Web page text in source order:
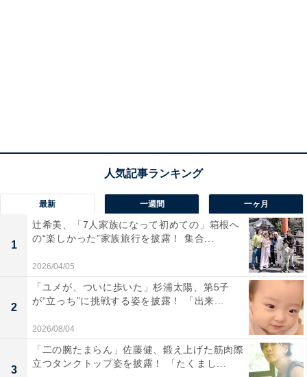
最新 一週間 一ヶ月
1
辻希美、「7人家族になって初めての」箱根へ
の“楽しかった”家族旅行を披露！ 集合...
2026/04/05
2
「ユメが、ついに歩いた」杉浦太陽、第5子
が“立っち”に挑戦する姿を披露！ 「出来...
2026/08/04
3
「二の腕たまらん」佐藤健、鍛え上げた筋肉際
立つタンクトップ姿を披露！ 「たくまし...